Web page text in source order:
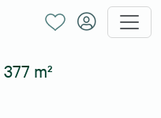
377 m²